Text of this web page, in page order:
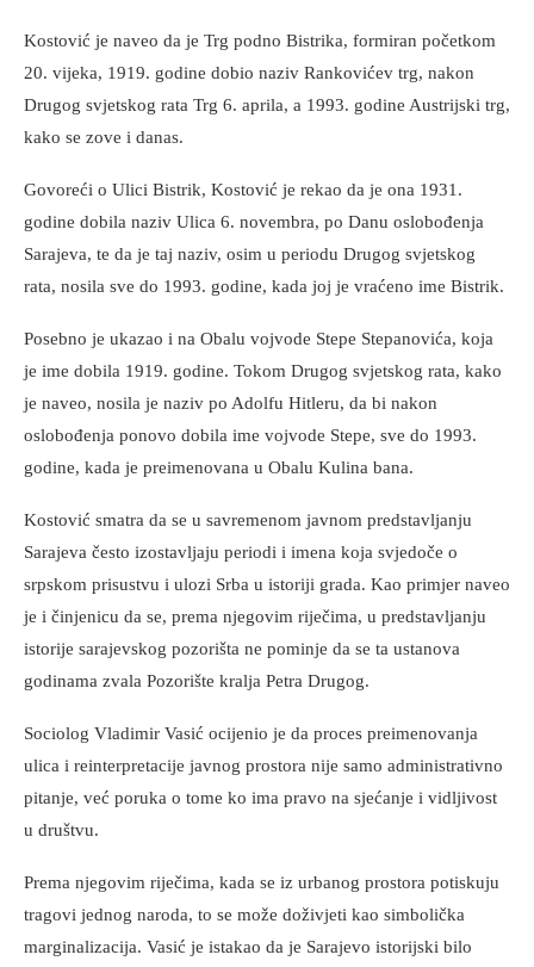
Kostović je naveo da je Trg podno Bistrika, formiran početkom
20. vijeka, 1919. godine dobio naziv Rankovićev trg, nakon
Drugog svjetskog rata Trg 6. aprila, a 1993. godine Austrijski trg,
kako se zove i danas.
Govoreći o Ulici Bistrik, Kostović je rekao da je ona 1931.
godine dobila naziv Ulica 6. novembra, po Danu oslobođenja
Sarajeva, te da je taj naziv, osim u periodu Drugog svjetskog
rata, nosila sve do 1993. godine, kada joj je vraćeno ime Bistrik.
Posebno je ukazao i na Obalu vojvode Stepe Stepanovića, koja
je ime dobila 1919. godine. Tokom Drugog svjetskog rata, kako
je naveo, nosila je naziv po Adolfu Hitleru, da bi nakon
oslobođenja ponovo dobila ime vojvode Stepe, sve do 1993.
godine, kada je preimenovana u Obalu Kulina bana.
Kostović smatra da se u savremenom javnom predstavljanju
Sarajeva često izostavljaju periodi i imena koja svjedoče o
srpskom prisustvu i ulozi Srba u istoriji grada. Kao primjer naveo
je i činjenicu da se, prema njegovim riječima, u predstavljanju
istorije sarajevskog pozorišta ne pominje da se ta ustanova
godinama zvala Pozorište kralja Petra Drugog.
Sociolog Vladimir Vasić ocijenio je da proces preimenovanja
ulica i reinterpretacije javnog prostora nije samo administrativno
pitanje, već poruka o tome ko ima pravo na sjećanje i vidljivost
u društvu.
Prema njegovim riječima, kada se iz urbanog prostora potiskuju
tragovi jednog naroda, to se može doživjeti kao simbolička
marginalizacija. Vasić je istakao da je Sarajevo istorijski bilo